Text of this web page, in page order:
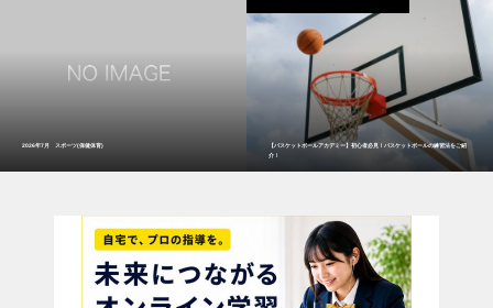
2026年7月 スポーツ(保健体育)
【バスケットボールアカデミー】初心者必見！バスケットボールの練習法をご紹
介！